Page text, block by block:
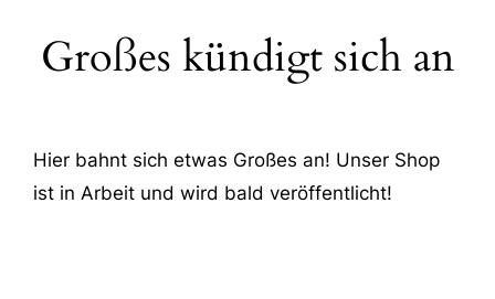
Großes kündigt sich an
Hier bahnt sich etwas Großes an! Unser Shop
ist in Arbeit und wird bald veröffentlicht!